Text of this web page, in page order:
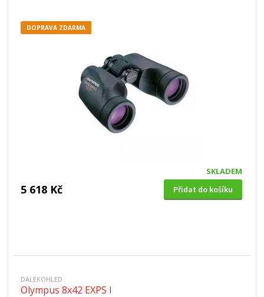
DOPRAVA ZDARMA
SKLADEM
5 618 Kč Přidat do košíku
DALEKOHLED
Olympus 8x42 EXPS I